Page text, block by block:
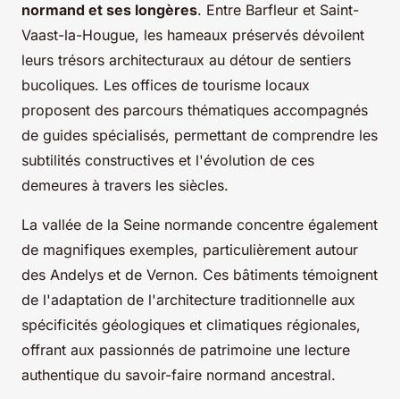
normand et ses longères. Entre Barfleur et Saint-
Vaast-la-Hougue, les hameaux préservés dévoilent
leurs trésors architecturaux au détour de sentiers
bucoliques. Les offices de tourisme locaux
proposent des parcours thématiques accompagnés
de guides spécialisés, permettant de comprendre les
subtilités constructives et l'évolution de ces
demeures à travers les siècles.
La vallée de la Seine normande concentre également
de magnifiques exemples, particulièrement autour
des Andelys et de Vernon. Ces bâtiments témoignent
de l'adaptation de l'architecture traditionnelle aux
spécificités géologiques et climatiques régionales,
offrant aux passionnés de patrimoine une lecture
authentique du savoir-faire normand ancestral.